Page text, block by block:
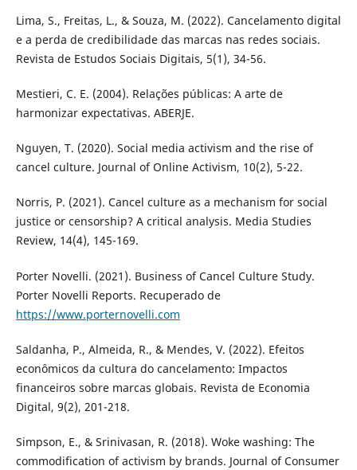
Lima, S., Freitas, L., & Souza, M. (2022). Cancelamento digital
e a perda de credibilidade das marcas nas redes sociais.
Revista de Estudos Sociais Digitais, 5(1), 34-56.
Mestieri, C. E. (2004). Relações públicas: A arte de
harmonizar expectativas. ABERJE.
Nguyen, T. (2020). Social media activism and the rise of
cancel culture. Journal of Online Activism, 10(2), 5-22.
Norris, P. (2021). Cancel culture as a mechanism for social
justice or censorship? A critical analysis. Media Studies
Review, 14(4), 145-169.
Porter Novelli. (2021). Business of Cancel Culture Study.
Porter Novelli Reports. Recuperado de
https://www.porternovelli.com
Saldanha, P., Almeida, R., & Mendes, V. (2022). Efeitos
econômicos da cultura do cancelamento: Impactos
financeiros sobre marcas globais. Revista de Economia
Digital, 9(2), 201-218.
Simpson, E., & Srinivasan, R. (2018). Woke washing: The
commodification of activism by brands. Journal of Consumer